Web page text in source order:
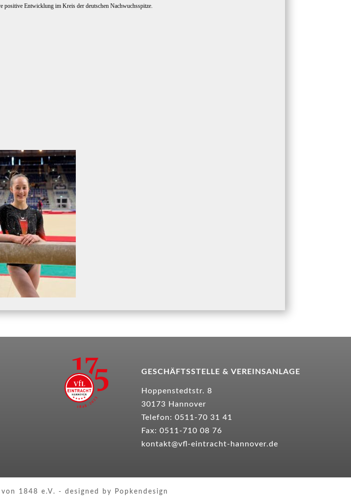
Ent­wick­lung im Kreis der deut­schen Nachwuchsspitze.
GESCHÄFTSSTELLE & VEREINSANLAGE
Hoppenstedtstr. 8
30173 Hannover
Telefon: 0511-70 31 41
Fax: 0511-710 08 76
kontakt@vfl-eintracht-hannover.de
1848 e.V. - designed by Popkendesign